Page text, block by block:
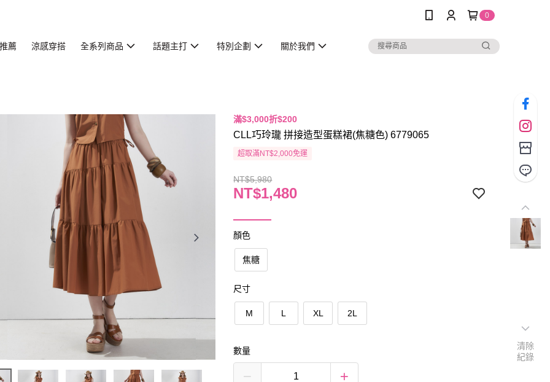
0
薦 涼感穿搭 全系列商品 話題主打 特別企劃 關於我們
滿$3,000折$200
CLL巧玲瓏 拼接造型蛋糕裙(焦糖色) 6779065
超取滿NT$2,000免運
NT$5,980
NT$1,480
顏色
焦糖
尺寸
M L XL 2L
數量
清除
紀錄